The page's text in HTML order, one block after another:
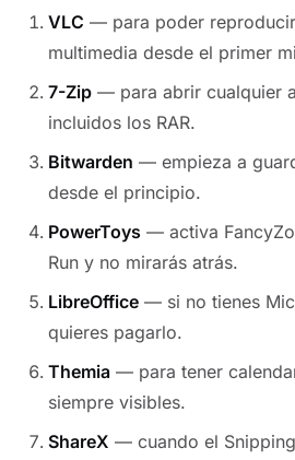
VLC — para poder
multimedia desde el primer
7-Zip — para abrir cualquier
incluidos los RAR.
Bitwarden — empieza a
desde el principio.
PowerToys — activa
Run y no mirarás atrás.
LibreOffice — si no tienes
quieres pagarlo.
Themia — para tener
siempre visibles.
ShareX — cuando el